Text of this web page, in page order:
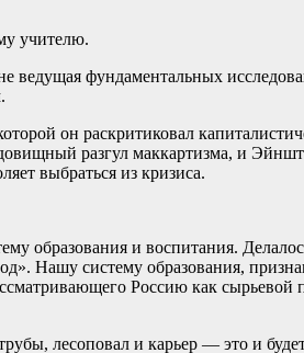
учителю.
ведущая фундаментальных
он раскритиковал
разгул маккартизма, и
выбраться из кризиса.
образования и воспитания.
Нашу систему образования,
Россию как сырьевой
лесоповал и карьер — это и